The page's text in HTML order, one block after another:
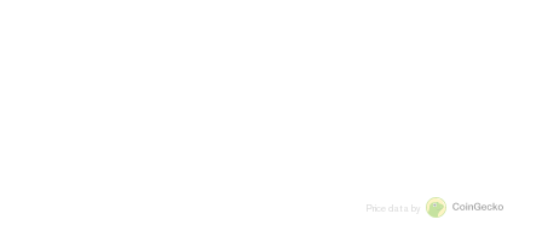
Price data by